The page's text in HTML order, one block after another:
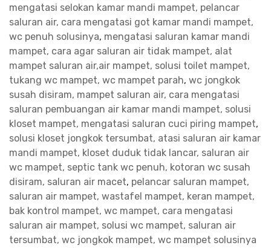
mengatasi selokan kamar mandi mampet, pelancar
saluran air, cara mengatasi got kamar mandi mampet,
wc penuh solusinya, mengatasi saluran kamar mandi
mampet, cara agar saluran air tidak mampet, alat
mampet saluran air,air mampet, solusi toilet mampet,
tukang wc mampet, wc mampet parah, wc jongkok
susah disiram, mampet saluran air, cara mengatasi
saluran pembuangan air kamar mandi mampet, solusi
kloset mampet, mengatasi saluran cuci piring mampet,
solusi kloset jongkok tersumbat, atasi saluran air kamar
mandi mampet, kloset duduk tidak lancar, saluran air
wc mampet, septic tank wc penuh, kotoran wc susah
disiram, saluran air macet, pelancar saluran mampet,
saluran air mampet, wastafel mampet, keran mampet,
bak kontrol mampet, wc mampet, cara mengatasi
saluran air mampet, solusi wc mampet, saluran air
tersumbat, wc jongkok mampet, wc mampet solusinya